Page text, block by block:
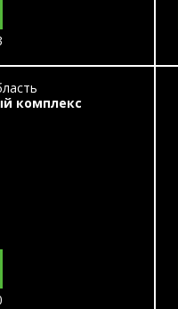
комплекс